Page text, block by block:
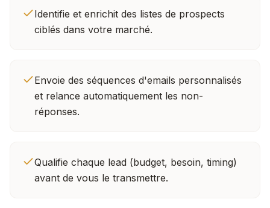
Identifie et enrichit des listes de prospects
ciblés dans votre marché.
Envoie des séquences d'emails personnalisés
et relance automatiquement les non-
réponses.
Qualifie chaque lead (budget, besoin, timing)
avant de vous le transmettre.